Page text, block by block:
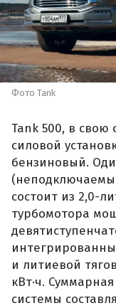
Фото Tank
Tank 500, в свою
силовой
бензиновый.
состоит из 2,0-
турбомотора
и литиевой
кВт·ч.
системы